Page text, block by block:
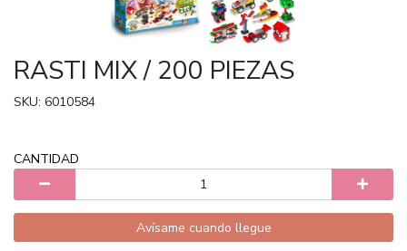
RASTI MIX / 200 PIEZAS
SKU: 6010584
CANTIDAD
Avísame cuando llegue